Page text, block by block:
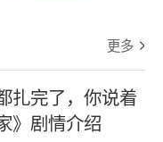
更多
扎完了，你说着
》剧情介绍